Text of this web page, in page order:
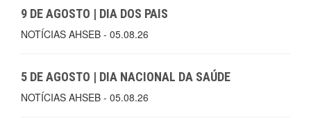
9 DE AGOSTO | DIA DOS PAIS
NOTÍCIAS AHSEB - 05.08.26
5 DE AGOSTO | DIA NACIONAL DA SAÚDE
NOTÍCIAS AHSEB - 05.08.26